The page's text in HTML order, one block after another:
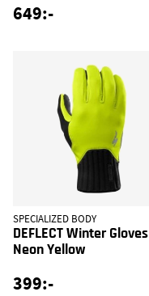
649:-
SPECIALIZED BODY
DEFLECT Winter Gloves
Neon Yellow
399:-